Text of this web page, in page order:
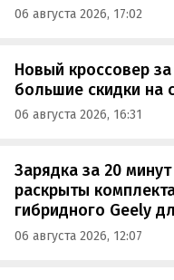
06 августа 2026, 17:02
Новый кроссовер
большие скидки
06 августа 2026, 16:31
Зарядка за 20
раскрыты
гибридного Geely
06 августа 2026, 12:07